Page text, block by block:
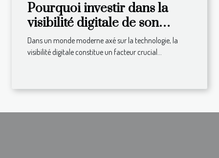
Pourquoi investir dans la
visibilité digitale de son
entreprise ?
Dans un monde moderne axé sur la technologie, la
visibilité digitale constitue un facteur crucial...